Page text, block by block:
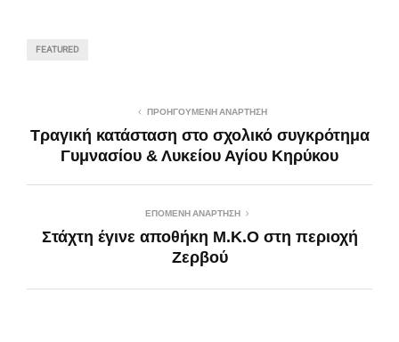
FEATURED
ΠΡΟΗΓΟΎΜΕΝΗ ΑΝΆΡΤΗΣΗ
Τραγική κατάσταση στο σχολικό συγκρότημα
Γυμνασίου & Λυκείου Αγίου Κηρύκου
ΕΠΌΜΕΝΗ ΑΝΆΡΤΗΣΗ
Στάχτη έγινε αποθήκη Μ.Κ.Ο στη περιοχή
Ζερβού